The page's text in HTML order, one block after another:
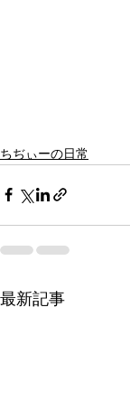
ちぢぃーの日常
最新記事